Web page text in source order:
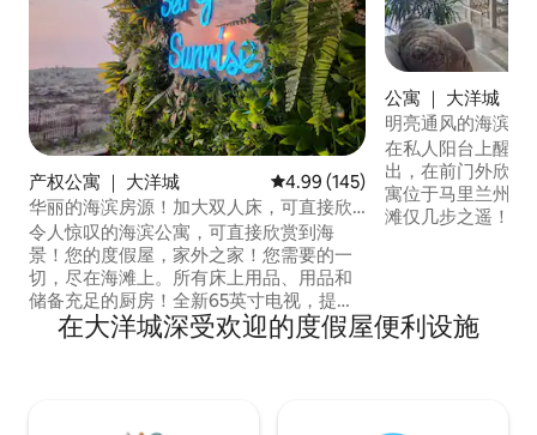
产权公寓 ｜ 大洋城 平均评分 4.99 分（满分 5 分），
4.99 (145)
华丽的海滨房源！加大双人床，可直接欣
赏海景！
令人惊叹的海滨公寓，可直接欣赏到海
景！您的度假屋，家外之家！您需要的一
切，尽在海滩上。所有床上用品、用品和
储备充足的厨房！全新65英寸电视，提供
免费4K Netflix！位于OC市中心的现代宁
静装饰！想出去吗？步行即可抵达
公寓 ｜ 大洋城
明亮通风的海滨公
在私人阳台上醒来
出，在前门外欣赏
寓位于马里兰州海
滩仅几步之遥！！
barn 34和迷你高
在大洋城深受欢迎的度假屋便利设施